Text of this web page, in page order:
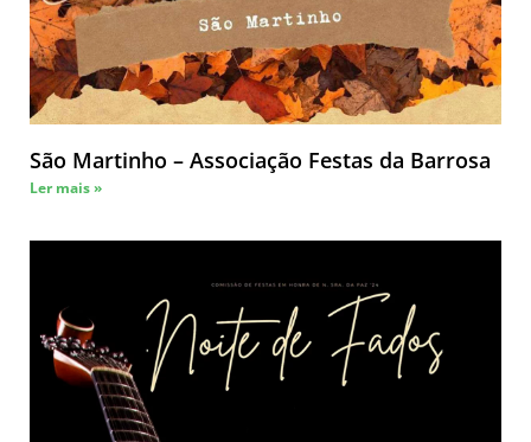
São Martinho – Associação Festas da Barrosa
Ler mais »